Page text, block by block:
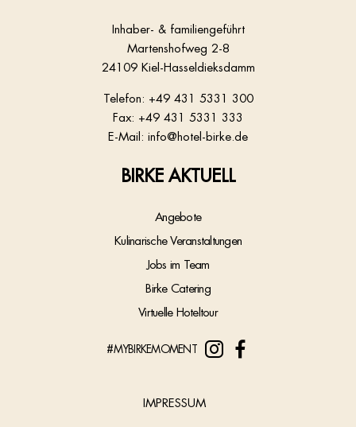
Inhaber- & familiengeführt
Martenshofweg 2-8
24109 Kiel-Hasseldieksdamm
Telefon: +49 431 5331 300
Fax: +49 431 5331 333
E-Mail: info@hotel-birke.de
BIRKE AKTUELL
Angebote
Kulinarische Veranstaltungen
Jobs im Team
Birke Catering
Virtuelle Hoteltour
#MYBIRKEMOMENT
IMPRESSUM